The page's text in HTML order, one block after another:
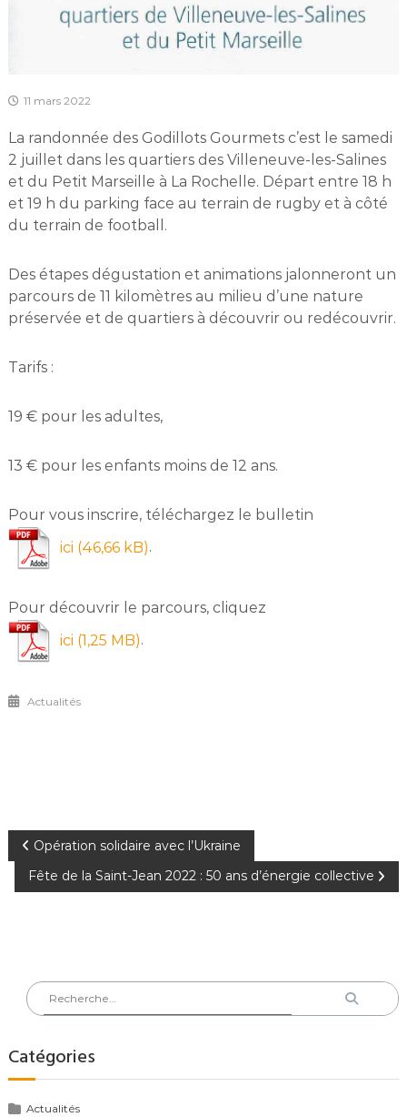
11 mars 2022
La randonnée des Godillots Gourmets c’est le samedi
2 juillet dans les quartiers des Villeneuve-les-Salines
et du Petit Marseille à La Rochelle. Départ entre 18 h
et 19 h du parking face au terrain de rugby et à côté
du terrain de football.
Des étapes dégustation et animations jalonneront un
parcours de 11 kilomètres au milieu d’une nature
préservée et de quartiers à découvrir ou redécouvrir.
Tarifs :
19 € pour les adultes,
13 € pour les enfants moins de 12 ans.
Pour vous inscrire, téléchargez le bulletin
ici
.
Pour découvrir le parcours, cliquez
ici
.
Actualités
Navigation
de
Opération solidaire avec l’Ukraine
Fête de la Saint-Jean 2022 : 50 ans d’énergie collective
Rechercher
:
Catégories
Actualités